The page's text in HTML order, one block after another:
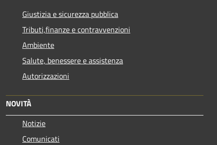
Giustizia e sicurezza pubblica
Tributi,finanze e contravvenzioni
Ambiente
Salute, benessere e assistenza
Autorizzazioni
NOVITÀ
Notizie
Comunicati